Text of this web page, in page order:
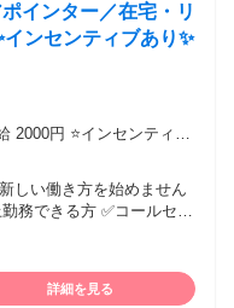
インター／在宅・リ
ンセンティブあり✨
センティブ
しい働き方を始めません
（完全在宅） ★在宅OK／
詳細を見る